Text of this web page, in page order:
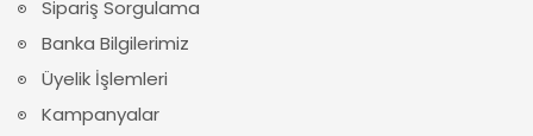
Sipariş Sorgulama
Banka Bilgilerimiz
Üyelik İşlemleri
Kampanyalar